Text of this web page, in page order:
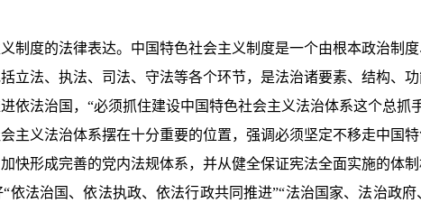
制度的法律表达。中国特色社会主义制度是一个由根本政治制
立法、执法、司法、守法等各个环节，是法治诸要素、结构、
依法治国，“必须抓住建设中国特色社会主义法治体系这个总抓
主义法治体系摆在十分重要的位置，强调必须坚定不移走中国
快形成完善的党内法规体系，并从健全保证宪法全面实施的体
法治国、依法执政、依法行政共同推进”“法治国家、法治政